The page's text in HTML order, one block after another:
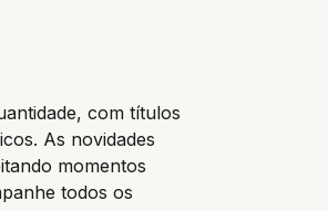
com títulos
As novidades
momentos
todos os